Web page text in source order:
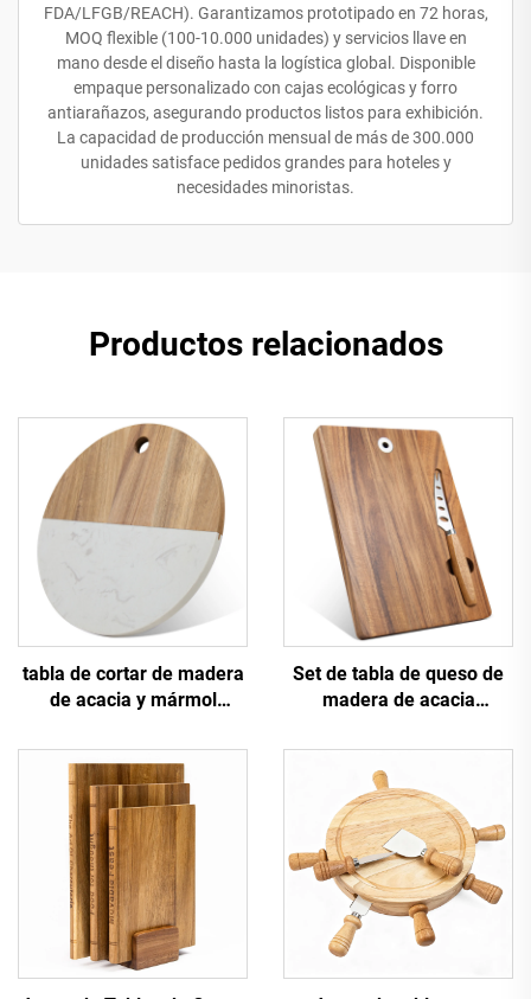
FDA/LFGB/REACH). Garantizamos prototipado en 72 horas,
MOQ flexible (100-10.000 unidades) y servicios llave en
mano desde el diseño hasta la logística global. Disponible
empaque personalizado con cajas ecológicas y forro
antiarañazos, asegurando productos listos para exhibición.
La capacidad de producción mensual de más de 300.000
unidades satisface pedidos grandes para hoteles y
necesidades minoristas.
Productos relacionados
tabla de cortar de madera
de acacia y mármol
Set de tabla de queso de
madera de acacia
portátil y ahorrador de
espacio